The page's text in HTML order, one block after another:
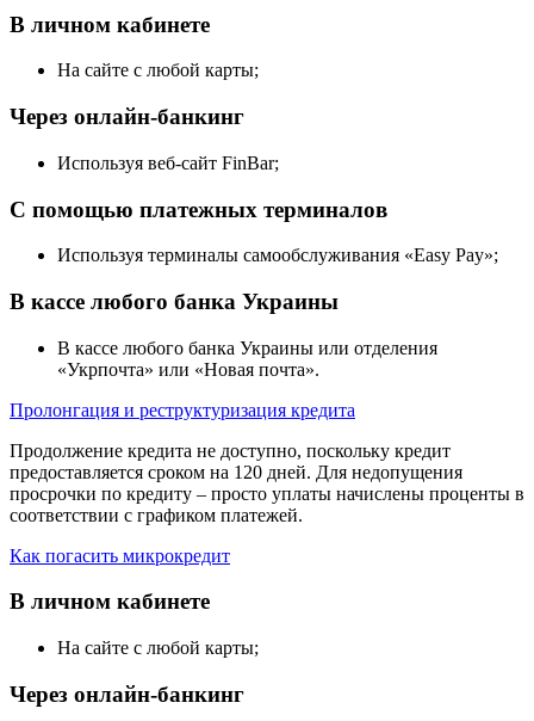
В личном кабинете
На сайте с любой карты;
Через онлайн-банкинг
Используя веб-сайт FinBar;
С помощью платежных терминалов
Используя терминалы самообслуживания «Easy Pay»;
В кассе любого банка Украины
В кассе любого банка Украины или отделения
«Укрпочта» или «Новая почта».
Пролонгация и реструктуризация кредита
Продолжение кредита не доступно, поскольку кредит
предоставляется сроком на 120 дней. Для недопущения
просрочки по кредиту – просто уплаты начислены проценты в
соответствии с графиком платежей.
Как погасить микрокредит
В личном кабинете
На сайте с любой карты;
Через онлайн-банкинг